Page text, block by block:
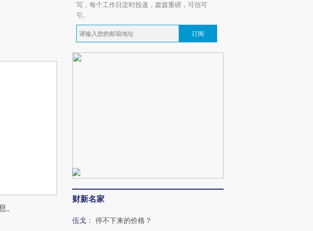
。
写，每个工作日定时投递，篇篇重磅，可信可
引。
订阅
财新名家
伍戈 ： 停不下来的价格？